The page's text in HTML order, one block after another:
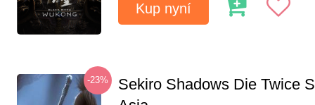
Kup nyní
-23%
Sekiro Shadows Die Twice